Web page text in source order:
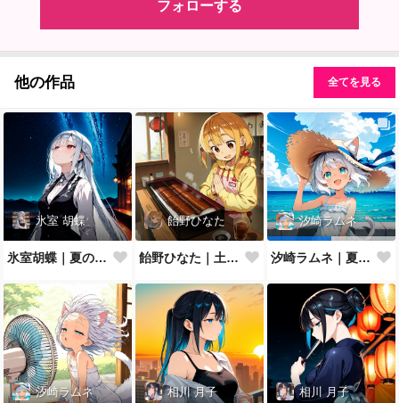
フォローする
他の作品 全てを見る
氷室 胡蝶
氷室胡蝶｜夏の夜空
飴野ひなた
飴野ひなた｜土用の丑の日
汐崎ラムネ
汐崎ラムネ｜夏空を見上げて
汐崎ラムネ 相川 月子 相川 月子